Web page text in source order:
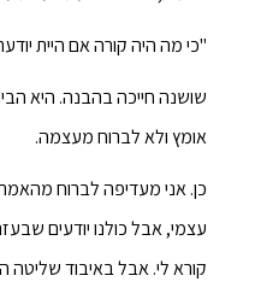
"כי מה היה קורה אם היית
שושנה חייכה בהבנה. היא
אומץ ולא לברוח מעצמה.
כן. אני מעדיפה לברוח
עצמי, אבל כולנו יודעים
קורא לי. אבל באיבוד